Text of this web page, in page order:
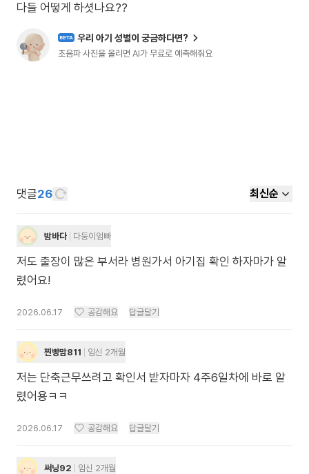
다들 어떻게 하셧나요??
BETA 우리 아기 성별이 궁금하다면?
초음파 사진을 올리면 AI가 무료로 예측해줘요
댓글26 최신순
밤바다 다둥이엄빠
저도 출장이 많은 부서라 병원가서 아기집 확인 하자마가 알
렸어요!
2026.06.17 공감해요 답글달기
찐빵맘811 임신 2개월
저는 단축근무쓰려고 확인서 받자마자 4주6일차에 바로 알
렸어용ㅋㅋ
2026.06.17 공감해요 답글달기
써닝92 임신 2개월